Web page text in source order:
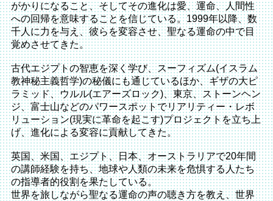
がかりになること、そしてその進化は愛、運命、人間性
への回帰を意味することを信じている。1999年以降、数
千人に力を与え、彼らを変容させ、聖なる運命の中で目
覚めさせてきた。
古代エジプトの智恵を深く学び、スーフィズム(イスラム
教神秘主義哲学)の秘儀にも通じているほか、ギザの大ピ
ラミッド、ウルル(エアーズロック)、東京、ストーンヘン
ジ、富士山などのパワースポットでリアリティー・レボ
リューション(現実に革命を起こす)プロジェクトを立ち上
げ、進化による変容に貢献してきた。
英国、米国、エジプト、日本、オーストラリアで20年間
の講師経験を持ち、地球や人類の未来を危惧する人たち
の指導者的役割を果たしている。
世界を旅しながら聖なる運命の声の聴き方を教え、世界